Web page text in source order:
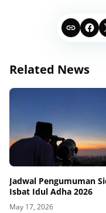
Related News
Jadwal Pengumuman
Isbat Idul Adha 2026
May 17, 2026